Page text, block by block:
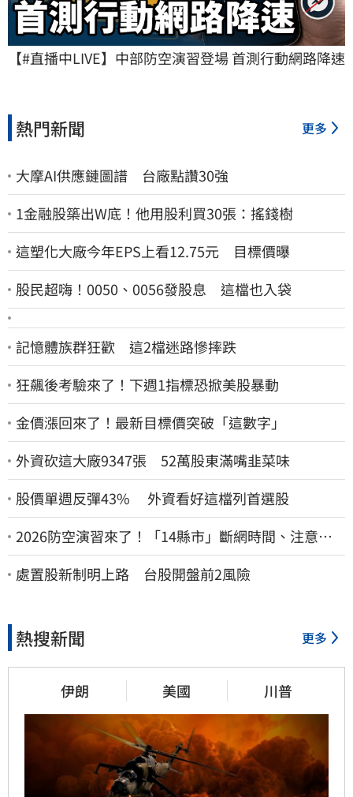
【#直播中LIVE】中部防空演習登場 首測行動網路降速
熱門新聞 更多
大摩AI供應鏈圖譜 台廠點讚30強
1金融股築出W底！他用股利買30張：搖錢樹
這塑化大廠今年EPS上看12.75元 目標價曝
股民超嗨！0050、0056發股息 這檔也入袋
記憶體族群狂歡 這2檔迷路慘摔跌
狂飆後考驗來了！下週1指標恐掀美股暴動
金價漲回來了！最新目標價突破「這數字」
外資砍這大廠9347張 52萬股東滿嘴韭菜味
股價單週反彈43% 外資看好這檔列首選股
2026防空演習來了！「14縣市」斷網時間、注意事
項一次看
處置股新制明上路 台股開盤前2風險
熱搜新聞 更多
伊朗 美國 川普